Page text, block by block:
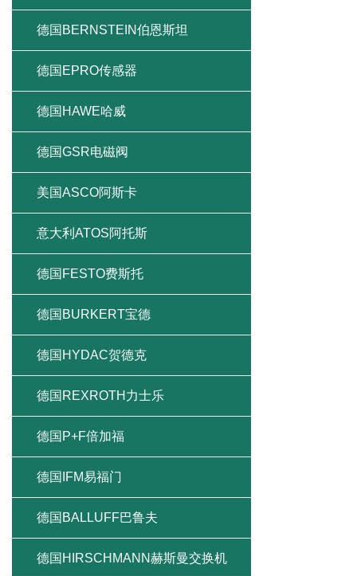
德国BERNSTEIN伯恩斯坦
德国EPRO传感器
德国HAWE哈威
德国GSR电磁阀
美国ASCO阿斯卡
意大利ATOS阿托斯
德国FESTO费斯托
德国BURKERT宝德
德国HYDAC贺德克
德国REXROTH力士乐
德国P+F倍加福
德国IFM易福门
德国BALLUFF巴鲁夫
德国HIRSCHMANN赫斯曼交换机